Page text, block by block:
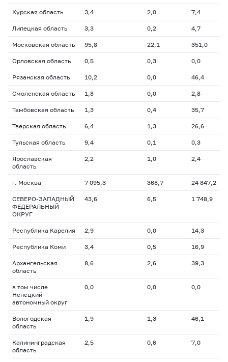
Курская область 3,4 2,0 7,4
Липецкая область 3,3 0,2 4,7
Московская область 95,8 22,1 351,0
Орловская область 0,5 0,3 0,0
Рязанская область 10,2 0,0 46,4
Смоленская область 1,8 0,0 2,8
Тамбовская область 1,3 0,4 35,7
Тверская область 6,4 1,3 26,6
Тульская область 9,4 0,1 0,3
Ярославская
область
2,2 1,0 2,4
г. Москва 7 095,3 368,7 24 847,2
СЕВЕРО-ЗАПАДНЫЙ
ФЕДЕРАЛЬНЫЙ
ОКРУГ
43,6 6,5 1 748,9
Республика Карелия 2,9 0,0 14,3
Республика Коми 3,4 0,5 16,9
Архангельская
область
8,6 2,6 39,3
в том числе
Ненецкий
автономный округ
0,0 0,0 0,0
Вологодская
область
1,9 1,3 46,1
Калининградская
область
2,5 0,6 7,0